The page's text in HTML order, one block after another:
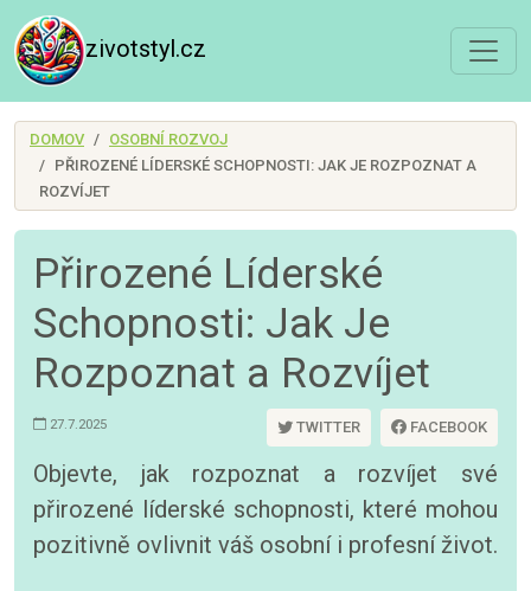
zivotstyl.cz
DOMOV
OSOBNÍ ROZVOJ
PŘIROZENÉ LÍDERSKÉ SCHOPNOSTI: JAK JE ROZPOZNAT A
ROZVÍJET
Přirozené Líderské
Schopnosti: Jak Je
Rozpoznat a Rozvíjet
27.7.2025 TWITTER FACEBOOK
Objevte, jak rozpoznat a rozvíjet své
přirozené líderské schopnosti, které mohou
pozitivně ovlivnit váš osobní i profesní život.